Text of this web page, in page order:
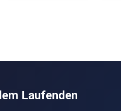
Laufenden